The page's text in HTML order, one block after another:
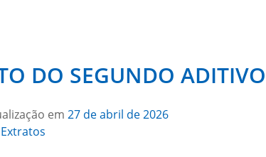
DO SEGUNDO
em 27 de abril de 2026
Extratos